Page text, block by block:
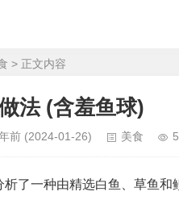
> 正文内容
法 (含羞鱼球)
前 (2024-01-26) 美食
析了一种由精选白鱼、草鱼和